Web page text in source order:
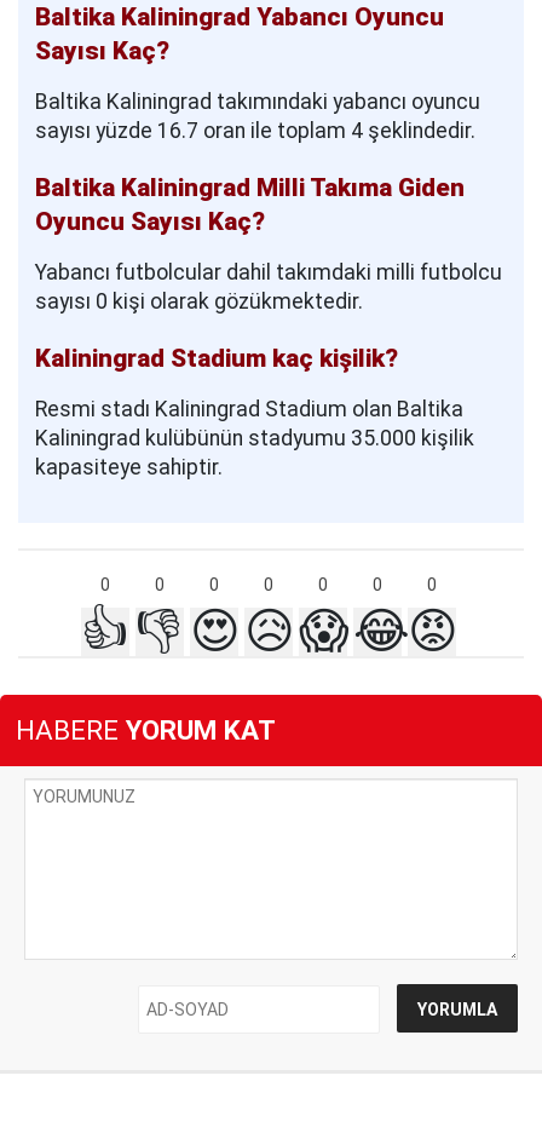
Baltika Kaliningrad Yabancı Oyuncu
Sayısı Kaç?
Baltika Kaliningrad takımındaki yabancı oyuncu
sayısı yüzde 16.7 oran ile toplam 4 şeklindedir.
Baltika Kaliningrad Milli Takıma Giden
Oyuncu Sayısı Kaç?
Yabancı futbolcular dahil takımdaki milli futbolcu
sayısı 0 kişi olarak gözükmektedir.
Kaliningrad Stadium kaç kişilik?
Resmi stadı Kaliningrad Stadium olan Baltika
Kaliningrad kulübünün stadyumu 35.000 kişilik
kapasiteye sahiptir.
0 0 0 0 0 0 0
👍 👎 😍😥😱😂😡
HABERE YORUM KAT